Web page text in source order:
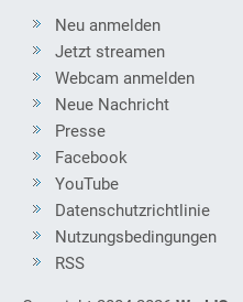
Neu anmelden
Jetzt streamen
Webcam anmelden
Neue Nachricht
Presse
Facebook
YouTube
Datenschutzrichtlinie
Nutzungsbedingungen
RSS